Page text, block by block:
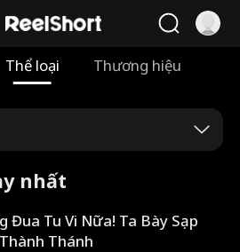
Thể loại Thương hiệu
nhất
Đua Tu Vi Nữa! Ta Bày Sạp
Thánh